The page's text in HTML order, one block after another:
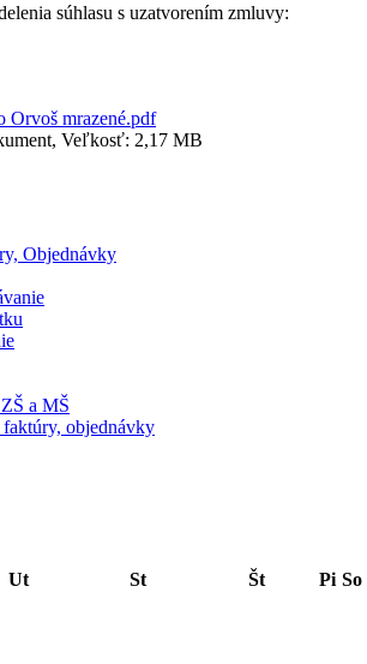
súhlasu s uzatvorením zmluvy:
Orvoš mrazené.pdf
Veľkosť: 2,17 MB
Objednávky
a MŠ
objednávky
Ut St Št Pi So